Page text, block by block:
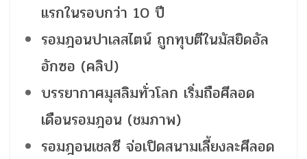
แรกในรอบกว่า 10 ปี
รอมฎอนปาเลสไตน์ ถูกทุบตีในมัสยิดอัล
อักซอ (คลิป)
บรรยากาศมุสลิมทั่วโลก เริ่มถือศีลอด
เดือนรอมฎอน (ชมภาพ)
รอมฎอนเชลซี จ่อเปิดสนามเลี้ยงละศีลอด